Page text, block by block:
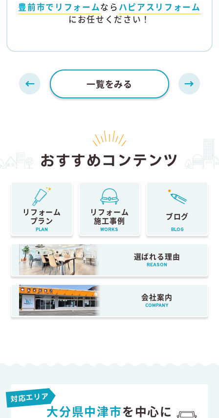
豊前市でリフォームなら ハピアスリフォーム
にお任せください！
一覧をみる
おすすめコンテンツ
リフォーム
プラン
PLAN
リフォーム
施工事例
WORKS
ブログ
BLOG
選ばれる理由
REASON
会社案内
COMPANY
対応エリア
大分県中津市を中心に